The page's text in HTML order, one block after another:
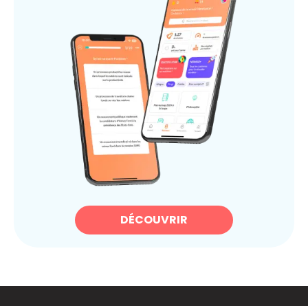
DÉCOUVRIR